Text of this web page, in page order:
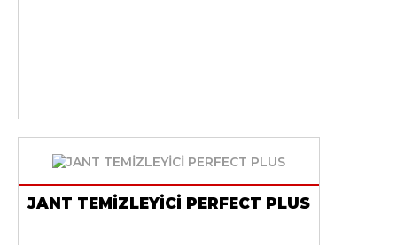
JANT TEMİZLEYİCİ PERFECT PLUS